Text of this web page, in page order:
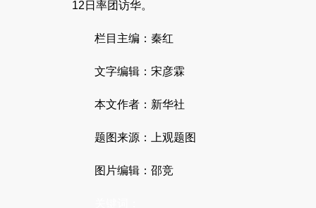
12日率团访华。
栏目主编：秦红
文字编辑：宋彦霖
本文作者：新华社
题图来源：上观题图
图片编辑：邵竞
肥市招才引智云聘会举办 6家重点产业链企
业HR带岗直播